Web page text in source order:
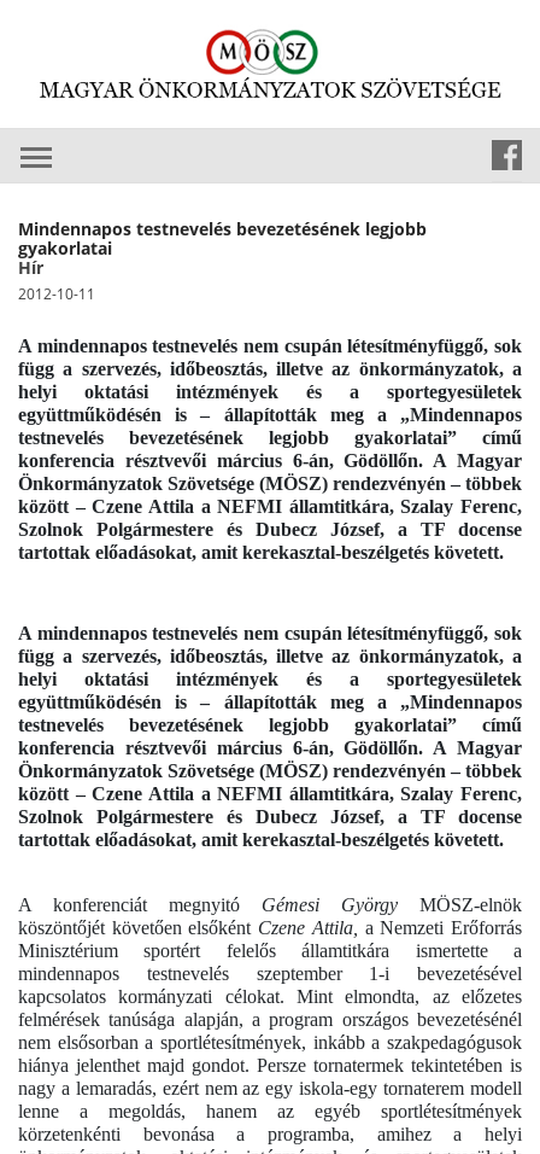
Mindennapos testnevelés bevezetésének legjobb
gyakorlatai
Hír
2012-10-11
A mindennapos testnevelés nem csupán létesítményfüggő, sok
függ a szervezés, időbeosztás, illetve az önkormányzatok, a
helyi oktatási intézmények és a sportegyesületek
együttműködésén is – állapították meg a „Mindennapos
testnevelés bevezetésének legjobb gyakorlatai” című
konferencia résztvevői március 6-án, Gödöllőn. A Magyar
Önkormányzatok Szövetsége (MÖSZ) rendezvényén – többek
között – Czene Attila a NEFMI államtitkára, Szalay Ferenc,
Szolnok Polgármestere és Dubecz József, a TF docense
tartottak előadásokat, amit kerekasztal-beszélgetés követett.
A mindennapos testnevelés nem csupán létesítményfüggő, sok
függ a szervezés, időbeosztás, illetve az önkormányzatok, a
helyi oktatási intézmények és a sportegyesületek
együttműködésén is – állapították meg a „Mindennapos
testnevelés bevezetésének legjobb gyakorlatai” című
konferencia résztvevői március 6-án, Gödöllőn. A Magyar
Önkormányzatok Szövetsége (MÖSZ) rendezvényén – többek
között – Czene Attila a NEFMI államtitkára, Szalay Ferenc,
Szolnok Polgármestere és Dubecz József, a TF docense
tartottak előadásokat, amit kerekasztal-beszélgetés követett.
A konferenciát megnyitó Gémesi György MÖSZ-elnök
köszöntőjét követően elsőként Czene Attila, a Nemzeti Erőforrás
Minisztérium sportért felelős államtitkára ismertette a
mindennapos testnevelés szeptember 1-i bevezetésével
kapcsolatos kormányzati célokat. Mint elmondta, az előzetes
felmérések tanúsága alapján, a program országos bevezetésénél
nem elsősorban a sportlétesítmények, inkább a szakpedagógusok
hiánya jelenthet majd gondot. Persze tornatermek tekintetében is
nagy a lemaradás, ezért nem az egy iskola-egy tornaterem modell
lenne a megoldás, hanem az egyéb sportlétesítmények
körzetenkénti bevonása a programba, amihez a helyi